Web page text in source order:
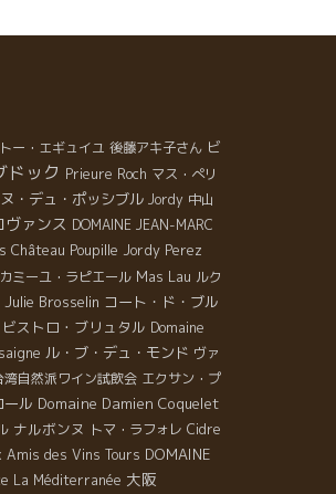
レネー山脈の麓のモンテスキ
た。 ムッシュ丸山が、考案中
って来た。 見かけはどこから
茹で卵。 打皮はそのままで、
も使った立派なデザート。
私はカニに目がな
い。と云った方が正しい。 カ
何をおいても行ってしまう
に来る楽しみの一つがカニで
まで完成された旨味を持って
今日はこのメンバーでやった
。 久しぶりの梶さんとの再会
コンクールで第５位に入賞し
今では、ソムリエは卒業し
。噛めば噛むほど味のある
ー・エギュイユ 後藤アキ子さん ビ
ドック Prieure Roch マス・ぺリ
・デュ・ポッシブル Jordy 中山
ヴァンス DOMAINE JEAN-MARC
Château Poupille Jordy Perez
ミーユ・ラピエール Mas Lau ルク
Julie Brosselin コート・ド・ブル
ビストロ・ブリュタル Domaine
ル・ブ・デュ・モンド ヴァ
湾自然派ワイン試飲会 エクサン・プ
ール Domaine Damien Coquelet
ナルボンヌ トマ・ラフォレ Cidre
Amis des Vins Tours DOMAINE
La Méditerranée 大阪